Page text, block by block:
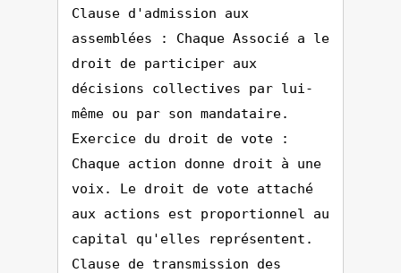
Clause d'admission aux
assemblées : Chaque Associé a le
droit de participer aux
décisions collectives par lui-
même ou par son mandataire.
Exercice du droit de vote :
Chaque action donne droit à une
voix. Le droit de vote attaché
aux actions est proportionnel au
capital qu'elles représentent.
Clause de transmission des